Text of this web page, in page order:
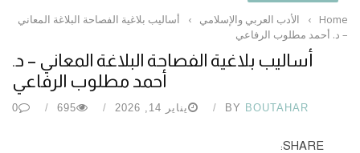
Home
› الأدب العربي والإسلامي ›
أساليب بلاغية الفصاحة البلاغة المعاني
– د. أحمد مطلوب الرفاعي
أساليب بلاغية الفصاحة البلاغة المعاني – د.
أحمد مطلوب الرفاعي
BY BOUTAHAR يناير 14, 2026 695
0
SHARE: